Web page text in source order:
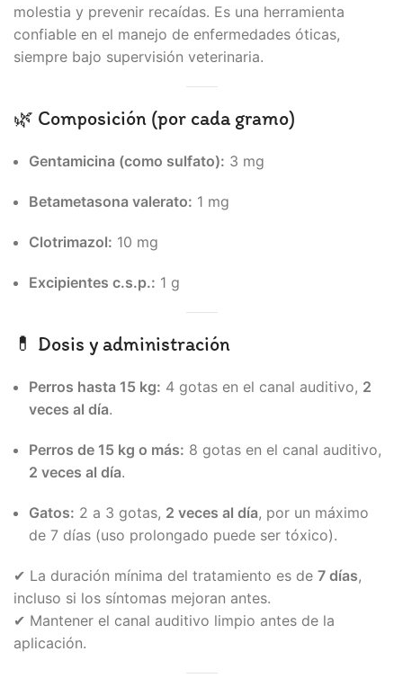
molestia y prevenir recaídas. Es una herramienta
confiable en el manejo de enfermedades óticas,
siempre bajo supervisión veterinaria.
🌿 Composición (por cada gramo)
Gentamicina (como sulfato): 3 mg
Betametasona valerato: 1 mg
Clotrimazol: 10 mg
Excipientes c.s.p.: 1 g
💊 Dosis y administración
Perros hasta 15 kg: 4 gotas en el canal auditivo, 2
veces al día.
Perros de 15 kg o más: 8 gotas en el canal auditivo,
2 veces al día.
Gatos: 2 a 3 gotas, 2 veces al día, por un máximo
de 7 días (uso prolongado puede ser tóxico).
✔ La duración mínima del tratamiento es de 7 días,
incluso si los síntomas mejoran antes.
✔ Mantener el canal auditivo limpio antes de la
aplicación.